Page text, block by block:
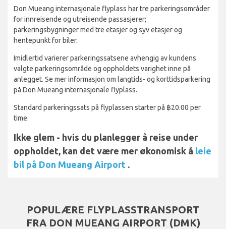
Don Mueang internasjonale flyplass har tre parkeringsområder
for innreisende og utreisende passasjerer;
parkeringsbygninger med tre etasjer og syv etasjer og
hentepunkt for biler.
Imidlertid varierer parkeringssatsene avhengig av kundens
valgte parkeringsområde og oppholdets varighet inne på
anlegget. Se mer informasjon om langtids- og korttidsparkering
på Don Mueang internasjonale flyplass.
Standard parkeringssats på flyplassen starter på ฿20.00 per
time.
Ikke glem - hvis du planlegger å reise under
oppholdet, kan det være mer økonomisk å leie
bil på Don Mueang Airport .
POPULÆRE FLYPLASSTRANSPORT
FRA DON MUEANG AIRPORT (DMK)